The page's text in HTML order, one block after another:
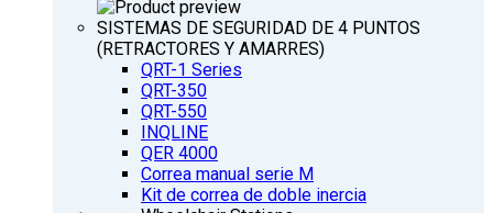
SISTEMAS DE SEGURIDAD DE 4 PUNTOS
(RETRACTORES Y AMARRES)
QRT-1 Series
QRT-350
QRT-550
INQLINE
QER 4000
Correa manual serie M
Kit de correa de doble inercia